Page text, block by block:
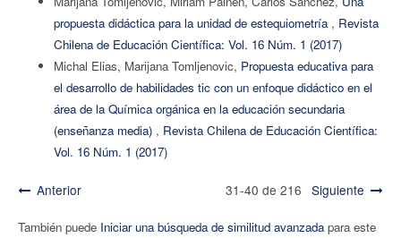
propuesta didáctica para la unidad de estequiometría , Revista
Chilena de Educación Científica: Vol. 16 Núm. 1 (2017)
Michal Elias, Marijana Tomljenovic, Propuesta educativa para
el desarrollo de habilidades tic con un enfoque didáctico en el
área de la Química orgánica en la educación secundaria
(enseñanza media) , Revista Chilena de Educación Científica:
Vol. 16 Núm. 1 (2017)
Anterior 31-40 de 216 Siguiente
También puede Iniciar una búsqueda de similitud avanzadapara este